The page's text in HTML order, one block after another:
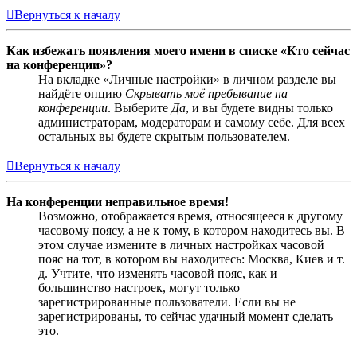
Вернуться к началу
Как избежать появления моего имени в списке «Кто сейчас
на конференции»?
На вкладке «Личные настройки» в личном разделе вы
найдёте опцию Скрывать моё пребывание на
конференции. Выберите Да, и вы будете видны только
администраторам, модераторам и самому себе. Для всех
остальных вы будете скрытым пользователем.
Вернуться к началу
На конференции неправильное время!
Возможно, отображается время, относящееся к другому
часовому поясу, а не к тому, в котором находитесь вы. В
этом случае измените в личных настройках часовой
пояс на тот, в котором вы находитесь: Москва, Киев и т.
д. Учтите, что изменять часовой пояс, как и
большинство настроек, могут только
зарегистрированные пользователи. Если вы не
зарегистрированы, то сейчас удачный момент сделать
это.